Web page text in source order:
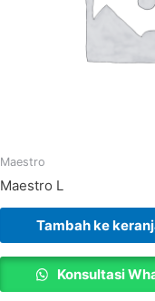
Maestro
Maestro L
Tambah ke
Konsultasi